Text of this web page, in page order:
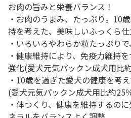
お肉の旨みと栄養バランス！
・お肉のうまみ、たっぷり。10
持を考えた、美味しいふっくら仕
・いろいろやわらか粒たっぷり
・健康維持により、免疫力維持
強化(愛犬元気パックン成犬用比
・10歳を過ぎた愛犬の健康を考
(愛犬元気パックン成犬用比約25
・体つくり、健康を維持するの